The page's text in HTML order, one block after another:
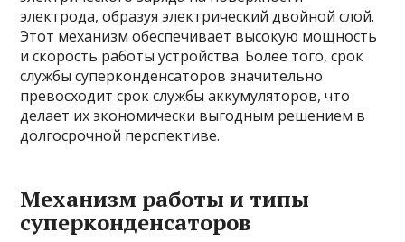
электрода, образуя электрический двойной слой.
Этот механизм обеспечивает высокую мощность
и скорость работы устройства. Более того, срок
службы суперконденсаторов значительно
превосходит срок службы аккумуляторов, что
делает их экономически выгодным решением в
долгосрочной перспективе.
Механизм работы и типы
суперконденсаторов